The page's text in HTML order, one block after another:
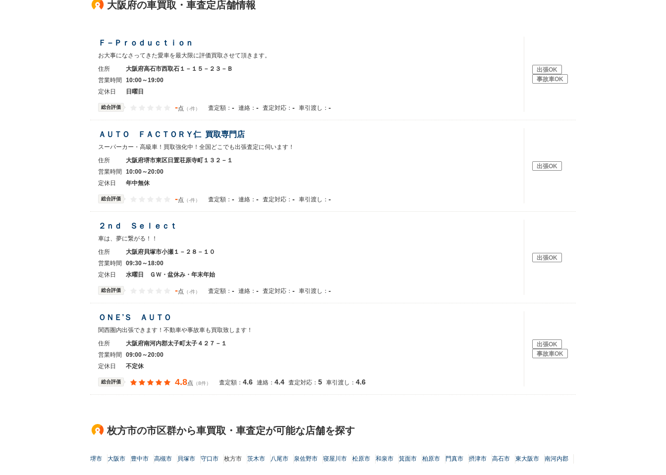
大阪府の車買取・車査定店舗情報
Ｆ－Ｐｒｏｄｕｃｔｉｏｎ
お大事になさってきた愛車を最大限に評価買取させて頂きます。
住所
大阪府高石市西取石１－１５－２３－Ｂ
営業時間
10:00～19:00
定休日
日曜日
総合評価 -点 （-件） 査定額： - 連絡： - 査定対応： - 車引渡し： -
出張OK
事故車OK
ＡＵＴＯ ＦＡＣＴＯＲＹ仁 買取専門店
スーパーカー・高級車！買取強化中！全国どこでも出張査定に伺います！
住所
大阪府堺市東区日置荘原寺町１３２－１
営業時間
10:00～20:00
定休日
年中無休
総合評価 -点 （-件） 査定額： - 連絡： - 査定対応： - 車引渡し： -
出張OK
２ｎｄ Ｓｅｌｅｃｔ
車は、夢に繋がる！！
住所
大阪府貝塚市小瀬１－２８－１０
営業時間
09:30～18:00
定休日
水曜日 ＧＷ・盆休み・年末年始
総合評価 -点 （-件） 査定額： - 連絡： - 査定対応： - 車引渡し： -
出張OK
ＯＮＥ’Ｓ ＡＵＴＯ
関西圏内出張できます！不動車や事故車も買取致します！
住所
大阪府南河内郡太子町太子４２７－１
営業時間
09:00～20:00
定休日
不定休
総合評価 4.8点 （8件） 査定額： 4.6 連絡： 4.4 査定対応： 5 車引渡し： 4.6
出張OK
事故車OK
枚方市の市区群から車買取・車査定が可能な店舗を探す
堺市 大阪市 豊中市 高槻市 貝塚市 守口市 枚方市 茨木市 八尾市 泉佐野市 寝屋川市 松原市 和泉市 箕面市 柏原市 門真市 摂津市 高石市 東大阪市 南河内郡